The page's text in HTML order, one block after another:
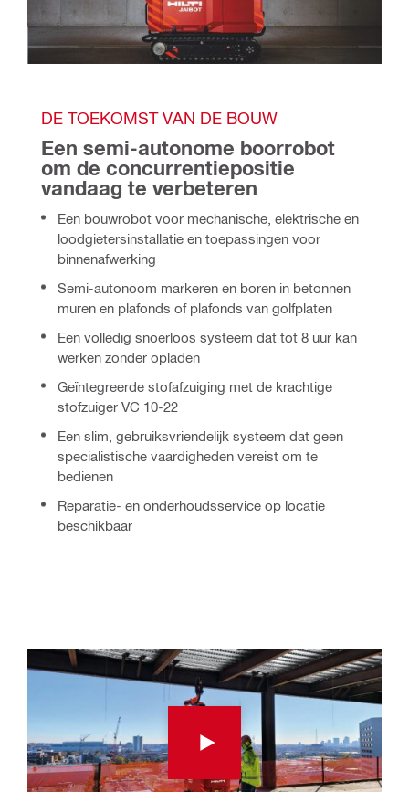
DE TOEKOMST VAN DE BOUW
Een semi-autonome boorrobot
om de concurrentiepositie
vandaag te verbeteren
Een bouwrobot voor mechanische, elektrische en
loodgietersinstallatie en toepassingen voor
binnenafwerking
Semi-autonoom markeren en boren in betonnen
muren en plafonds of plafonds van golfplaten
Een volledig snoerloos systeem dat tot 8 uur kan
werken zonder opladen
Geïntegreerde stofafzuiging met de krachtige
stofzuiger VC 10-22
Een slim, gebruiksvriendelijk systeem dat geen
specialistische vaardigheden vereist om te
bedienen
Reparatie- en onderhoudsservice op locatie
beschikbaar